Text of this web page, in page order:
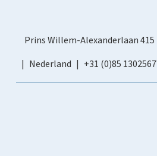
Prins Willem-Alexanderlaan 415
Nederland
+31 (0)85 1302567